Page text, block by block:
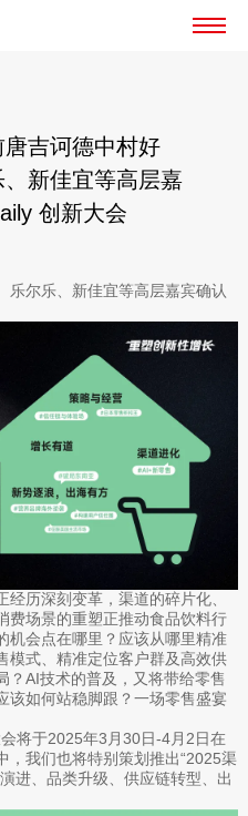
吉诃德中村好
新佳宜等高层嘉
创新大会
乐尔乐、新佳宜等高层嘉宾确认
历深刻变革，渠道的碎片化、
费场景的重塑正推动食品饮料行
机会点在哪里？应该从哪里精准
模式、精准定位客户群及高效供
？AI技术的普及，又将带给零售
该如何站稳脚跟？一场零售盛宴
将于2025年3月30日-4月2日在
，我们也将特别策划推出“2025渠
进、品类升级、供应链转型、出